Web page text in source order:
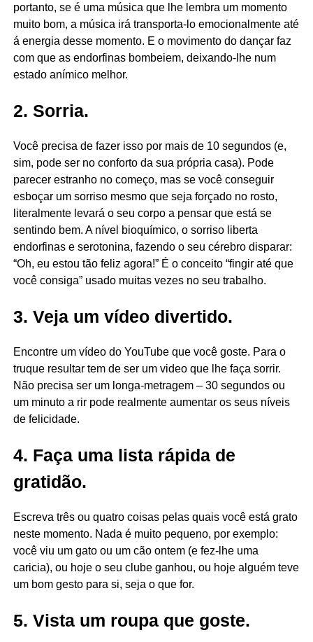
portanto, se é uma música que lhe lembra um momento
muito bom, a música irá transporta-lo emocionalmente até
á energia desse momento. E o movimento do dançar faz
com que as endorfinas bombeiem, deixando-lhe num
estado anímico melhor.
2. Sorria.
Você precisa de fazer isso por mais de 10 segundos (e,
sim, pode ser no conforto da sua própria casa). Pode
parecer estranho no começo, mas se você conseguir
esboçar um sorriso mesmo que seja forçado no rosto,
literalmente levará o seu corpo a pensar que está se
sentindo bem. A nível bioquímico, o sorriso liberta
endorfinas e serotonina, fazendo o seu cérebro disparar:
“Oh, eu estou tão feliz agora!” É o conceito “fingir até que
você consiga” usado muitas vezes no seu trabalho.
3. Veja um vídeo divertido.
Encontre um vídeo do YouTube que você goste. Para o
truque resultar tem de ser um video que lhe faça sorrir.
Não precisa ser um longa-metragem – 30 segundos ou
um minuto a rir pode realmente aumentar os seus níveis
de felicidade.
4. Faça uma lista rápida de
gratidão.
Escreva três ou quatro coisas pelas quais você está grato
neste momento. Nada é muito pequeno, por exemplo:
você viu um gato ou um cão ontem (e fez-lhe uma
caricia), ou hoje o seu clube ganhou, ou hoje alguém teve
um bom gesto para si, seja o que for.
5. Vista um roupa que goste.